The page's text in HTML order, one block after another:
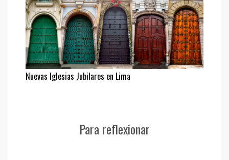
Nuevas Iglesias Jubilares en Lima
Para reflexionar